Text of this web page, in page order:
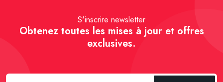
S'inscrire newsletter
Obtenez toutes les mises à jour et offres
exclusives.